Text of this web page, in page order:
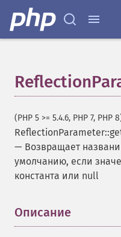
(PHP 5 >= 5.4.6, PHP 7, PHP
— Возвращает
умолчанию, если
константа или null
Описание